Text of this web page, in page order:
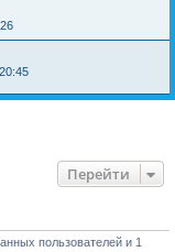
Перейти
пользователей и 1